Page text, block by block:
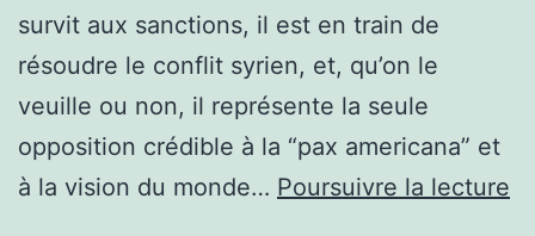
survit aux sanctions, il est en train de
résoudre le conflit syrien, et, qu’on le
veuille ou non, il représente la seule
opposition crédible à la “pax americana” et
à la vision du monde… Poursuivre la lecture